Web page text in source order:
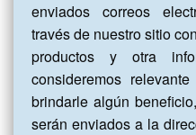
enviados correos
través de nuestro sitio
productos y otra
consideremos
brindarle algún
serán enviados a la